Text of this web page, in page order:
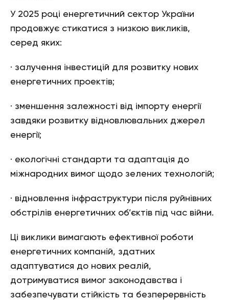
У 2025 році енергетичний сектор України
продовжує стикатися з низкою викликів,
серед яких:
· залучення інвестицій для розвитку нових
енергетичних проектів;
· зменшення залежності від імпорту енергії
завдяки розвитку відновлювальних джерел
енергії;
· екологічні стандарти та адаптація до
міжнародних вимог щодо зелених технологій;
· відновлення інфраструктури після руйнівних
обстрілів енергетичних об’єктів під час війни.
Ці виклики вимагають ефективної роботи
енергетичних компаній, здатних
адаптуватися до нових реалій,
дотримуватися вимог законодавства і
забезпечувати стійкість та безперервність